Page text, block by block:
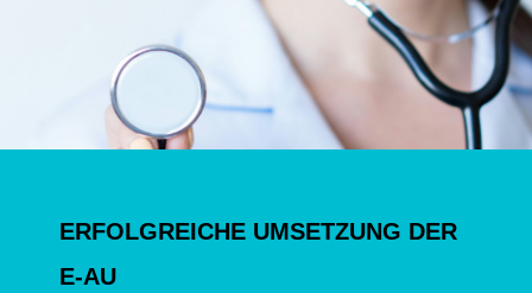
ERFOLGREICHE UMSETZUNG DER
E-AU